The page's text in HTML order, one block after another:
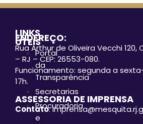
LINKS
ÚTEIS
Portal
da
Transparência
Secretarias
Procuradoria
e
ENDEREÇO:
Rua Arthur de Oliveira Vecchi
– RJ – CEP: 26553-080.
Funcionamento: segunda a
17h.
ASSESSORIA DE IMPRENSA
Contato: